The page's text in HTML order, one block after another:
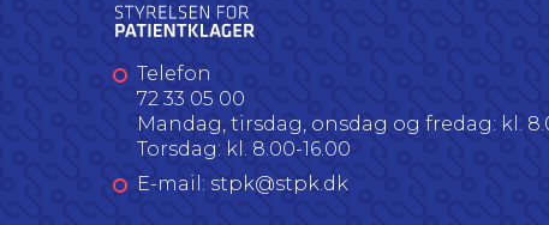
Telefon
72 33 05 00
Mandag, tirsdag, onsdag og fredag: kl.
Torsdag: kl. 8.00-16.00
E-mail: stpk@stpk.dk